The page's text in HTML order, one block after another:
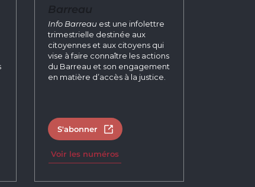
onglet
Info Barreau est une infolettre
trimestrielle destinée aux
citoyennes et aux citoyens qui
vise à faire connaître les actions
du Barreau et son engagement
en matière d’accès à la justice.
S'abonner Ouvrir dans un nouvel onglet
Voir les numéros